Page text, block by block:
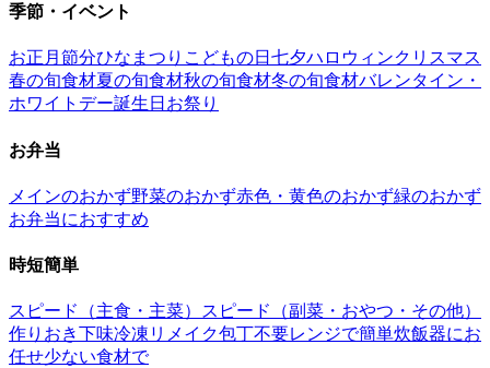
季節・イベント
お正月 節分ひなまつり こどもの日 七夕ハロウィンクリスマス
春の旬食材夏の旬食材秋の旬食材冬の旬食材バレンタイン・
ホワイトデー誕生日 お祭り
お弁当
メインのおかず野菜のおかず赤色・黄色のおかず緑のおかず
お弁当におすすめ
時短簡単
スピード（主食・主菜）
スピード（副菜・おやつ・その他）
作りおき下味冷凍 リメイク包丁不要レンジで簡単炊飯器にお
任せ少ない食材で